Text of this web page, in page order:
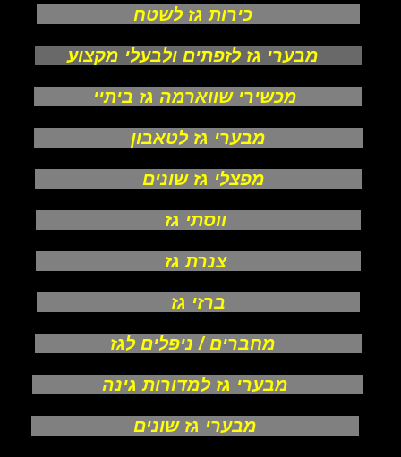
כירות גז לשטח
מבערי גז לזפתים ולבעלי מקצוע
מכשירי שווארמה גז ביתיי
מבערי גז לטאבון
מפצלי גז שונים
ווסתי גז
צנרת גז
ברזי גז
מחברים / ניפלים לגז
מבערי גז למדורות גינה
מבערי גז שונים